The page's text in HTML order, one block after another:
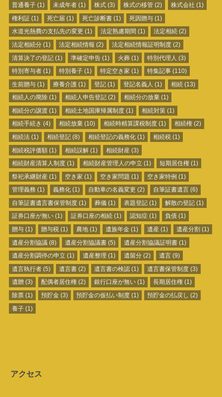
普通養子(1) 未成年者 (1) 株式 (3) 株式の移管 (2) 株式会社 (1)
権利証(1) 死亡届 (1) 死亡診断書 (1) 死因贈与 (1)
水道光熱費の支払先の変更 (1) 法定熟慮期間 (1) 法定相続 (2)
法定相続分(1) 法定相続情報 (2) 法定相続情報証明制度 (2)
清算決了の登記(1) 準確定申告 (1) 火葬 (1) 特別代理人 (3)
特別寄与者(1) 特別養子 (1) 特定空き家 (1) 特集記事 (110)
生前贈与(1) 療養介護 (1) 登記 (1) 登記名義人 (1) 相続(13)
相続人の廃除(1) 相続人申告登記 (2) 相続分の放棄 (1)
相続分の譲渡(1) 相続土地国庫帰属制度 (1) 相続対策 (1)
相続手続き (4) 相続放棄 (10) 相続時精算課税制度 (1) 相続権 (2)
相続法(1) 相続登記 (8) 相続登記の義務化 (1) 相続税 (1)
相続税評価額(1) 相続誤解 (1) 相続財産 (3)
相続財産清算人制度(1) 相続財産管理人の申立 (1) 短期居住権 (1)
祭祀承継財産(1) 空き家 (1) 空き家問題 (1) 空き家特例 (1)
管理義務 (1) 義務化 (1) 自動車の名義変更 (2) 自筆証書遺言 (6)
自筆証書遺言書保管制度(1) 葬儀 (1) 表題登記 (1) 解散の登記 (1)
証券口座が無い(1) 証券口座の相続 (1) 認知症 (1) 負債 (1)
贈与(1) 贈与税 (1) 農地 (1) 遺族年金 (1) 遺産(1) 遺産分割 (1)
遺産分割協議 (8) 遺産分割協議書 (5) 遺産分割協議証明書 (1)
遺産分割調停の申立 (1) 遺産整理 (1) 遺留分 (2) 遺言 (9)
遺言執行者(5) 遺言書 (2) 遺言書の検認 (1) 遺言書保管制度 (3)
遺贈(3) 配偶者居住権 (2) 銀行口座が無い (1) 長期居住権 (1)
除票(1) 預貯金 (3) 預貯金の仮払い制度 (1) 預貯金の払戻し (2)
養子(1)
アクセス